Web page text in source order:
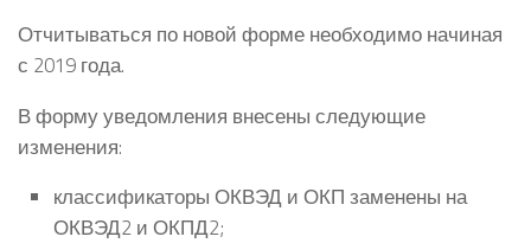
Отчитываться по новой форме необходимо начиная
с 2019 года.
В форму уведомления внесены следующие
изменения:
классификаторы ОКВЭД и ОКП заменены на
ОКВЭД2 и ОКПД2;